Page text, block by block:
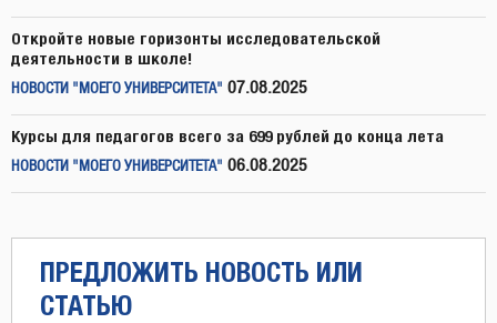
Откройте новые горизонты исследовательской
деятельности в школе!
НОВОСТИ "МОЕГО УНИВЕРСИТЕТА" 07.08.2025
Курсы для педагогов всего за 699 рублей до конца лета
НОВОСТИ "МОЕГО УНИВЕРСИТЕТА" 06.08.2025
ПРЕДЛОЖИТЬ НОВОСТЬ ИЛИ
СТАТЬЮ